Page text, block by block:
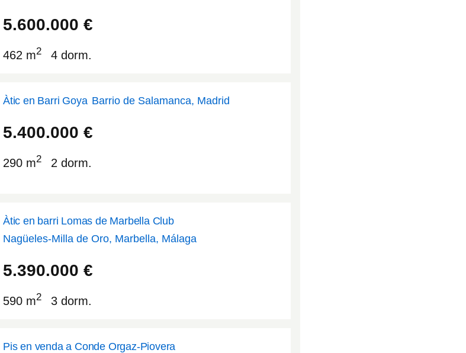
5.600.000 €
462 m2 4 dorm.
Àtic en Barri Goya Barrio de Salamanca, Madrid
5.400.000 €
290 m2 2 dorm.
Àtic en barri Lomas de Marbella Club
Nagüeles-Milla de Oro, Marbella, Málaga
5.390.000 €
590 m2 3 dorm.
Pis en venda a Conde Orgaz-Piovera